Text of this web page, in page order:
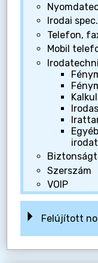
Irodai
Telefon,
Mobil
Szerszám
VOIP
Felújított